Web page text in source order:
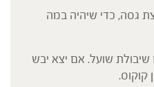
גסה, כדי שיהיה במה
שיבולת שועל. אם יצא יבש
קוקוס.